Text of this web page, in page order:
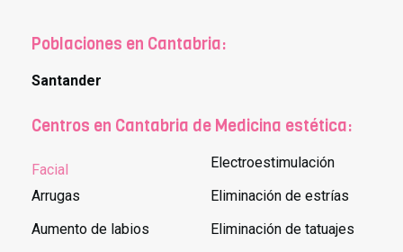
Poblaciones en Cantabria:
Santander
Centros en Cantabria de Medicina estética:
Facial
Arrugas
Aumento de labios
Electroestimulación
Eliminación de estrías
Eliminación de tatuajes